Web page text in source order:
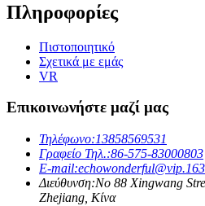
Πληροφορίες
Πιστοποιητικό
Σχετικά με εμάς
VR
Επικοινωνήστε μαζί μας
Τηλέφωνο:13858569531
Γραφείο Τηλ.:86-575-83000803
E-mail:
Διεύθυνση:No 88 Xingwang
Zhejiang, Κίνα